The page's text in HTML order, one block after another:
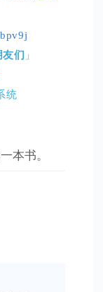
们 」
统
本书。